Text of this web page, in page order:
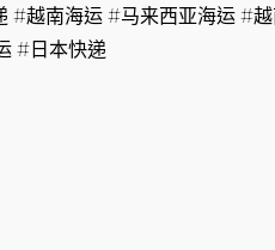
#越南海运 #马来西亚海运 #
#日本快递